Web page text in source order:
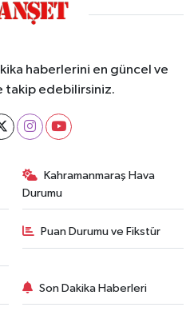
haberlerini en güncel ve
takip edebilirsiniz.
Kahramanmaraş Hava
Durumu
Puan Durumu ve Fikstür
Son Dakika Haberleri